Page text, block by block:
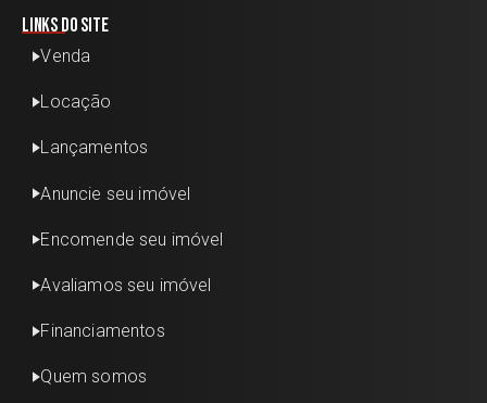
Links do site
Venda
Locação
Lançamentos
Anuncie seu imóvel
Encomende seu imóvel
Avaliamos seu imóvel
Financiamentos
Quem somos